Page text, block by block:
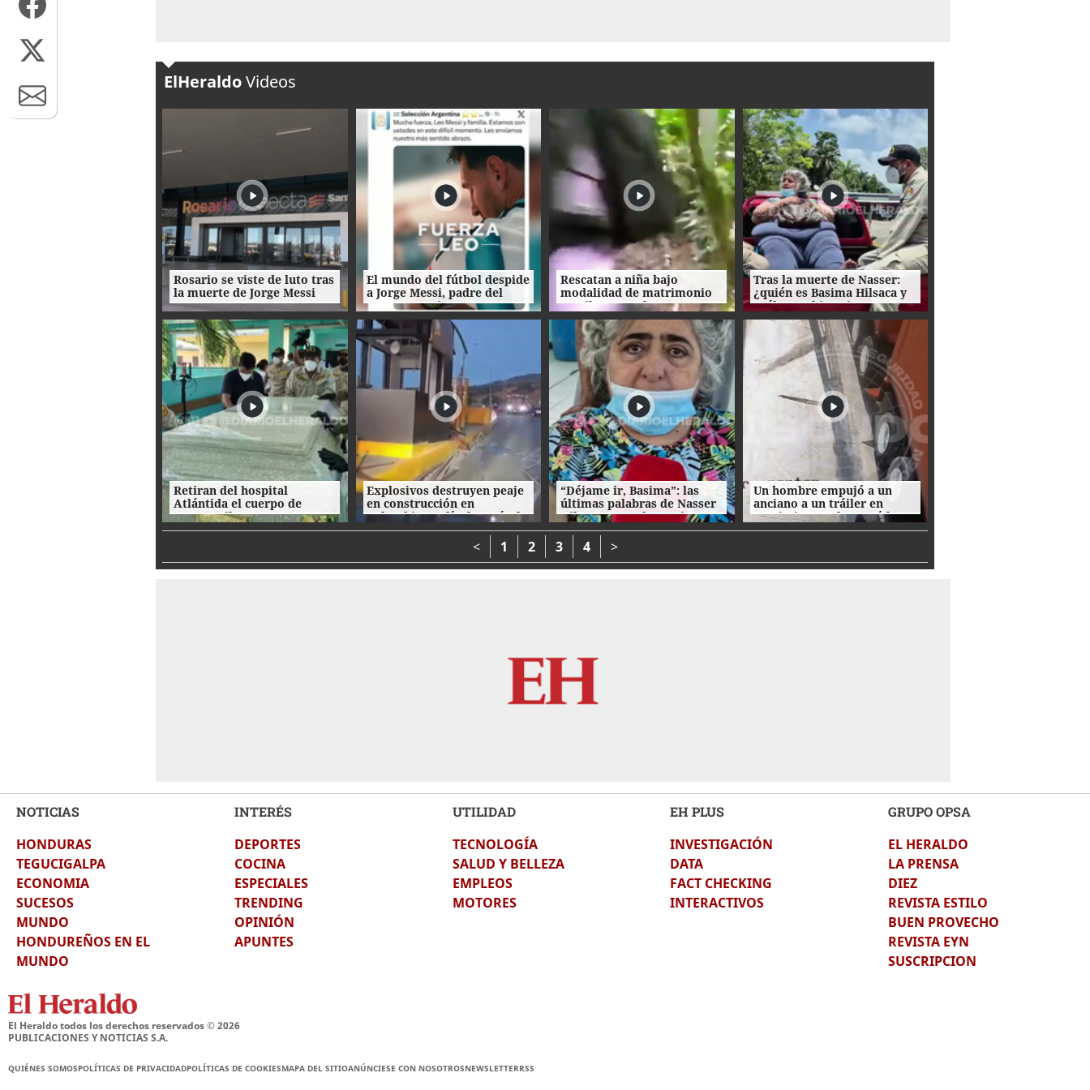
ElHeraldoVideos
Rosario se viste de luto tras
la muerte de Jorge Messi
El mundo del fútbol despide
a Jorge Messi, padre del
astro argentino
Rescatan a niña bajo
modalidad de matrimonio
servil en Ecuador
Tras la muerte de Nasser:
¿quién es Basima Hilsaca y
cuál es su historia?
Retiran del hospital
Atlántida el cuerpo de
Nasser Hilsaca
Explosivos destruyen peaje
en construcción en
Colombia un día después de
la investidura de De la
“Déjame ir, Basima”: las
últimas palabras de Nasser
Hilsaca antes de morir
Un hombre empujó a un
anciano a un tráiler en
movimiento y le causó la
muerte
< 1 2 3 4 >
NOTICIAS
HONDURAS
TEGUCIGALPA
ECONOMIA
SUCESOS
MUNDO
HONDUREÑOS EN EL
MUNDO
INTERÉS
DEPORTES
COCINA
ESPECIALES
TRENDING
OPINIÓN
APUNTES
UTILIDAD
TECNOLOGÍA
SALUD Y BELLEZA
EMPLEOS
MOTORES
EH PLUS
INVESTIGACIÓN
DATA
FACT CHECKING
INTERACTIVOS
GRUPO OPSA
EL HERALDO
LA PRENSA
DIEZ
REVISTA ESTILO
BUEN PROVECHO
REVISTA EYN
SUSCRIPCION
El Heraldo todos los derechos reservados ©2026
PUBLICACIONES Y NOTICIAS S.A.
QUIÉNES SOMOSPOLÍTICAS DE PRIVACIDADPOLÍTICAS DE COOKIESMAPA DEL SITIOANÚNCIESE CON NOSOTROSNEWSLETTERRSS